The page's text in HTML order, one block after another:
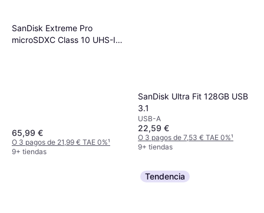
SanDisk Extreme Pro
microSDXC Class 10 UHS-I
65,99 €
O 3 pagos de 21,99 € TAE 0%¹
9+ tiendas
SanDisk Ultra Fit 128GB USB
3.1
USB-A
22,59 €
O 3 pagos de 7,53 € TAE 0%¹
9+ tiendas
Tendencia